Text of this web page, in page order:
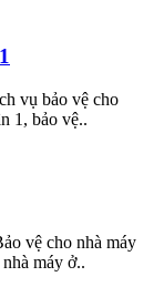
vụ bảo vệ cho
1, bảo vệ..
vệ cho nhà máy
máy ở..